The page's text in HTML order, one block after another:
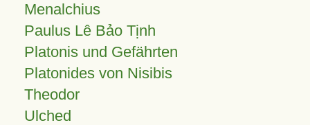
Menalchius
Paulus Lê Bảo Tịnh
Platonis und Gefährten
Platonides von Nisibis
Theodor
Ulched